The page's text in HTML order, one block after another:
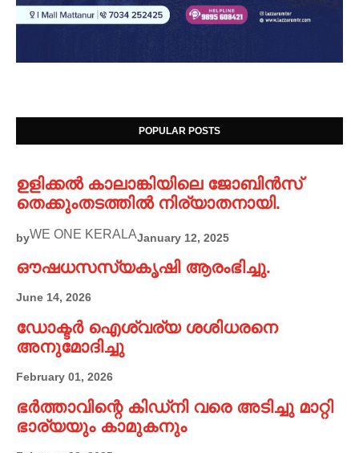
POPULAR POSTS
ഉളിക്കൽ കാലാങ്കിയിലെ ജോബിൻസ്
തെക്കുംതടത്തിൽ നിര്യാതനായി.
byWE ONE KERALAJanuary 12, 2025
ഔഷധസസ്യകൃഷി ആരംഭിച്ചു.
June 14, 2026
ഡോക്ടർ ഐശ്വര്യ ശശിധരനെ
അനുമോദിച്ചു
February 01, 2026
ഭർത്താവിന്റെ കിഡ്നി വരെ അടിച്ചു മാറ്റി
ഭാര്യയും കാമുകനും